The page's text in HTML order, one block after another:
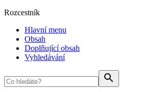
Rozcestník
Hlavní menu
Obsah
Doplňující obsah
Vyhledávání